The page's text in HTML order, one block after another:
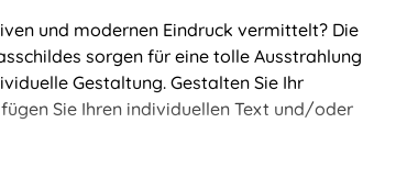
und modernen Eindruck vermittelt? Die
sorgen für eine tolle Ausstrahlung
Gestaltung. Gestalten Sie Ihr
Sie Ihren individuellen Text und/oder